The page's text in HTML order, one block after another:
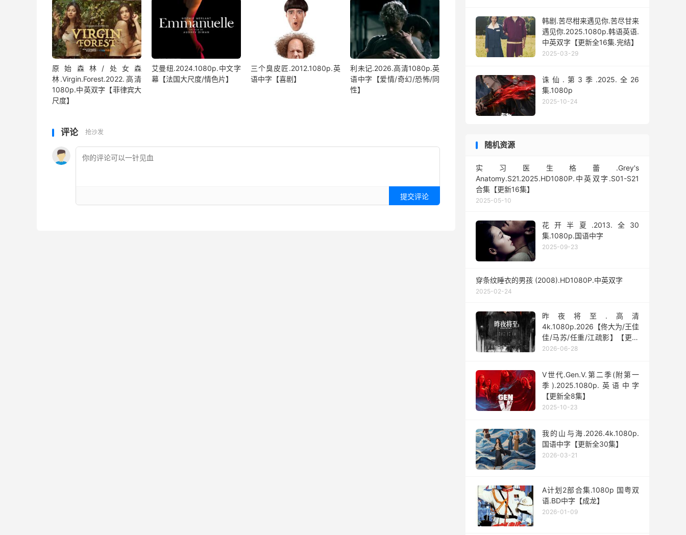
原始森林/处女森
林.Virgin.Forest.2022.高清
1080p.中英双字【菲律宾大
尺度】
艾曼纽.2024.1080p.中文字
幕【法国大尺度/情色片】
三个臭皮匠.2012.1080p.英
语中字【喜剧】
利未记.2026.高清1080p.英
语中字【爱情/奇幻/恐怖/同
性】
评论 抢沙发
提交评论
韩剧.苦尽柑来遇见你.苦尽甘来
遇见你.2025.1080p.韩语英语.
中英双字【更新全16集.完结】
2025-03-29
诛仙.第3季.2025.全26
集.1080p
2025-10-24
随机资源
实习医生格蕾.Grey's
Anatomy.S21.2025.HD1080P.中英双字.S01-S21
合集【更新16集】
2025-05-10
花开半夏.2013.全30
集.1080p.国语中字
2025-09-23
穿条纹睡衣的男孩 (2008).HD1080P.中英双字
2025-02-24
昨夜将至.高清
4k.1080p.2026【佟大为/王佳
佳/马苏/任重/江疏影】【更新
全12集】
2026-06-28
V世代.Gen.V.第二季(附第一
季).2025.1080p.英语中字
【更新全8集】
2025-10-23
我的山与海.2026.4k.1080p.
国语中字【更新全30集】
2026-03-21
A计划2部合集.1080p 国粤双
语.BD中字【成龙】
2026-01-09